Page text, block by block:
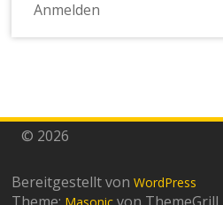
Anmelden
© 2026
Bereitgestellt vonWordPress
Theme: Masonic von ThemeGrill